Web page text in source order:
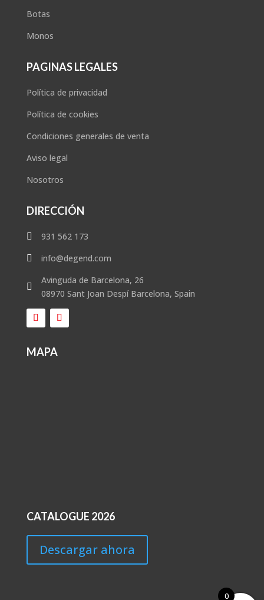
Botas
Monos
PAGINAS LEGALES
Política de privacidad
Política de cookies
Condiciones generales de venta
Aviso legal
Nosotros
DIRECCIÓN
 931 562 173
 info@degend.com

Avinguda de Barcelona, 26
08970 Sant Joan Despí Barcelona, Spain
MAPA
CATALOGUE 2026
Descargar ahora
0